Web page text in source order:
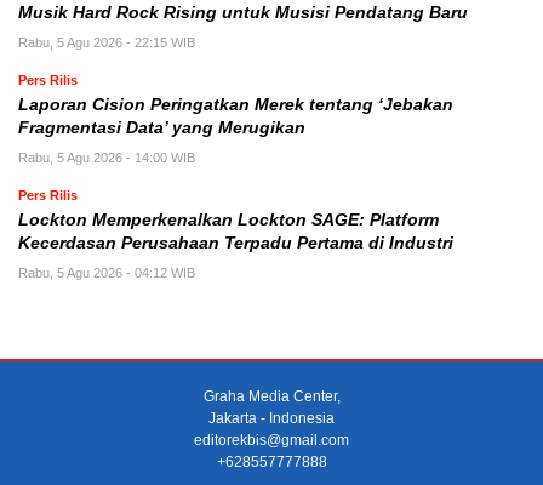
Musik Hard Rock Rising untuk Musisi Pendatang Baru
Rabu, 5 Agu 2026 - 22:15 WIB
Pers Rilis
Laporan Cision Peringatkan Merek tentang ‘Jebakan
Fragmentasi Data’ yang Merugikan
Rabu, 5 Agu 2026 - 14:00 WIB
Pers Rilis
Lockton Memperkenalkan Lockton SAGE: Platform
Kecerdasan Perusahaan Terpadu Pertama di Industri
Rabu, 5 Agu 2026 - 04:12 WIB
Graha Media Center,
Jakarta - Indonesia
editorekbis@gmail.com
+628557777888